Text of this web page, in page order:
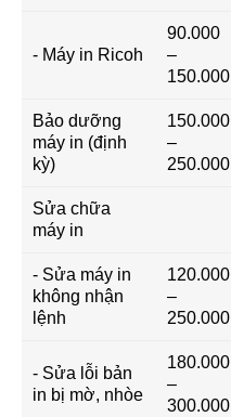
- Máy in Ricoh
90.000
–
150.000
Bảo dưỡng
máy in (định
kỳ)
150.000
–
250.000
Sửa chữa
máy in
- Sửa máy in
không nhận
lệnh
120.000
–
250.000
- Sửa lỗi bản
in bị mờ, nhòe
180.000
–
300.000